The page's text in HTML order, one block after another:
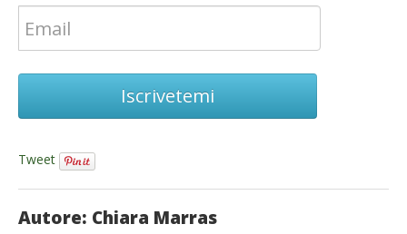
Iscrivetemi
Tweet
Autore: Chiara Marras